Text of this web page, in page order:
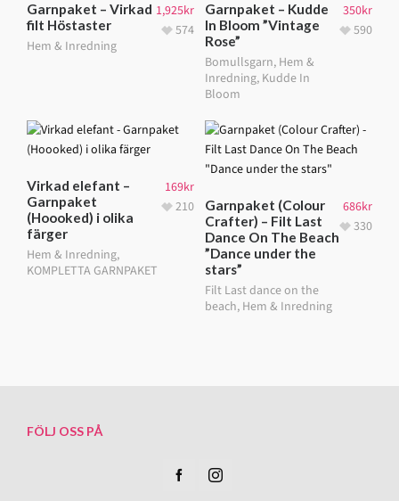
Garnpaket – Virkad
filt Höstaster
Hem & Inredning
1,925kr
574
Garnpaket – Kudde
In Bloom ”Vintage
Rose”
Bomullsgarn, Hem &
Inredning, Kudde In
Bloom
350kr
590
Virkad elefant –
Garnpaket
(Hoooked) i olika
färger
Hem & Inredning,
KOMPLETTA GARNPAKET
169kr
210
Garnpaket (Colour
Crafter) – Filt Last
Dance On The Beach
”Dance under the
stars”
Filt Last dance on the
beach, Hem & Inredning
686kr
330
FÖLJ OSS PÅ